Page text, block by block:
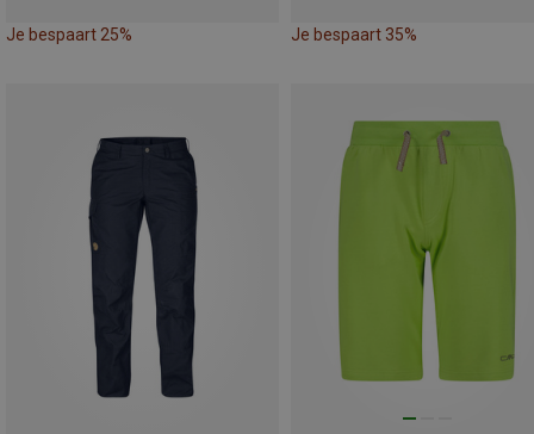
Je bespaart 25% Je bespaart 35%